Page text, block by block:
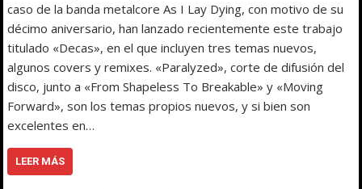
caso de la banda metalcore As I Lay Dying, con motivo de su
décimo aniversario, han lanzado recientemente este trabajo
titulado «Decas», en el que incluyen tres temas nuevos,
algunos covers y remixes. «Paralyzed», corte de difusión del
disco, junto a «From Shapeless To Breakable» y «Moving
Forward», son los temas propios nuevos, y si bien son
excelentes en…
LEER MÁS